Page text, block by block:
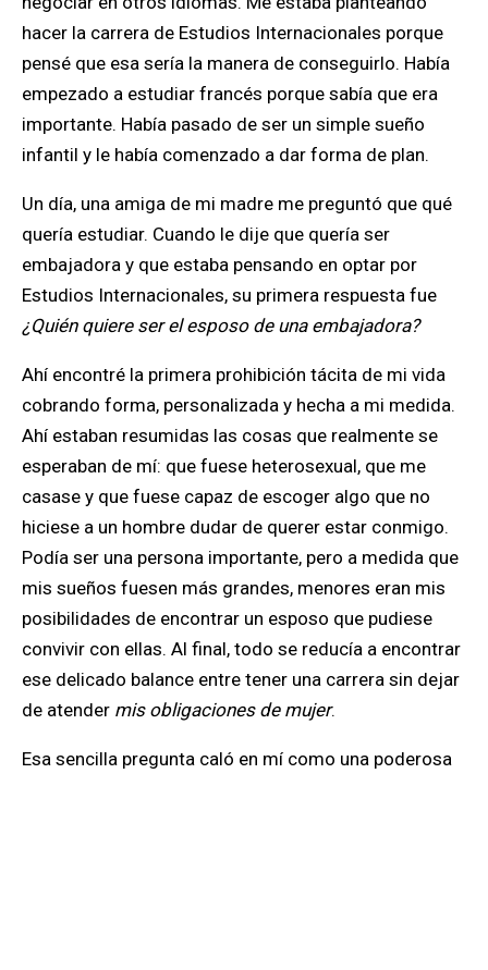
hacer la carrera de Estudios Internacionales porque
pensé que esa sería la manera de conseguirlo. Había
empezado a estudiar francés porque sabía que era
importante. Había pasado de ser un simple sueño
infantil y le había comenzado a dar forma de plan.
Un día, una amiga de mi madre me preguntó que qué
quería estudiar. Cuando le dije que quería ser
embajadora y que estaba pensando en optar por
Estudios Internacionales, su primera respuesta fue
¿Quién quiere ser el esposo de una embajadora?
Ahí encontré la primera prohibición tácita de mi vida
cobrando forma, personalizada y hecha a mi medida.
Ahí estaban resumidas las cosas que realmente se
esperaban de mí: que fuese heterosexual, que me
casase y que fuese capaz de escoger algo que no
hiciese a un hombre dudar de querer estar conmigo.
Podía ser una persona importante, pero a medida que
mis sueños fuesen más grandes, menores eran mis
posibilidades de encontrar un esposo que pudiese
convivir con ellas. Al final, todo se reducía a encontrar
ese delicado balance entre tener una carrera sin dejar
de atender mis obligaciones de mujer.
Esa sencilla pregunta caló en mí como una poderosa